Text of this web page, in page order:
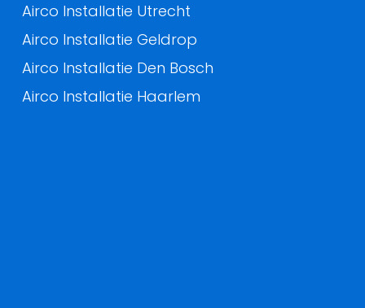
Airco Installatie Utrecht
Airco Installatie Geldrop
Airco Installatie Den Bosch
Airco Installatie Haarlem